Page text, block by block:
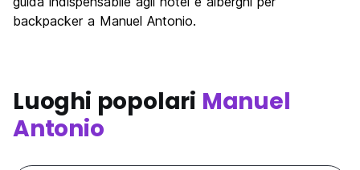
backpacker a Manuel Antonio.
Luoghi popolari Manuel
Antonio